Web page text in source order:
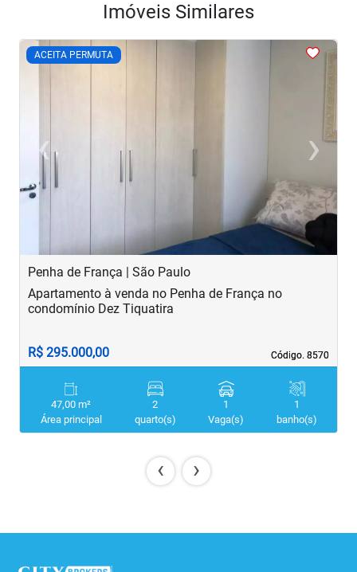
Imóveis Similares
ACEITA PERMUTA
<<<<
‹
Previous ›Next
Penha de França | São Paulo
Código. 8570
Código. 8570
Apartamento à venda no Penha de França no
condomínio Dez Tiquatira
R$ 295.000,00
47,00 m²
Área principal
2
quarto(s)
1
Vaga(s)
1
banho(s)
‹ ›